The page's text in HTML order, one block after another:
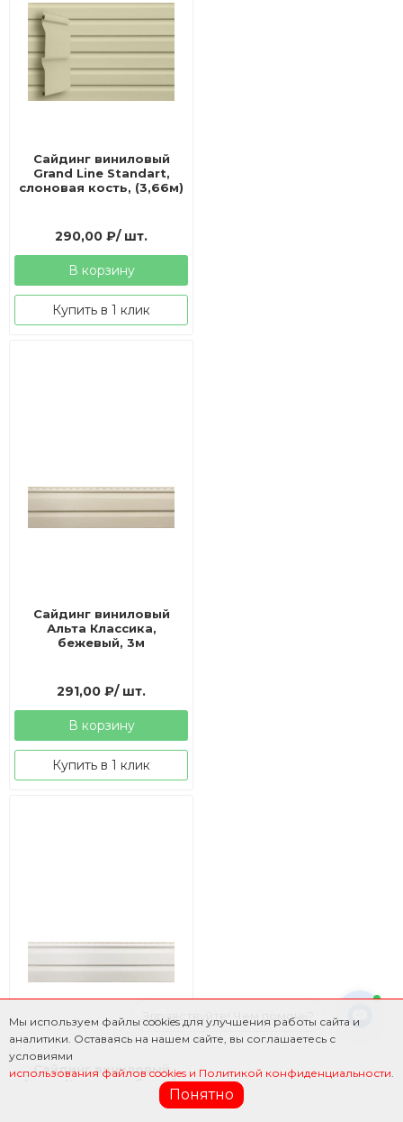
Сайдинг виниловый
Grand Line Standart,
слоновая кость, (3,66м)
290,00₽/ шт.
В корзину
Купить в 1 клик
Сайдинг виниловый
Альта Классика,
бежевый, 3м
291,00₽/ шт.
В корзину
Купить в 1 клик
Сайдинг виниловый
Альта Классика, белый,
Мы используем файлы cookies для улучшения работы сайта и
аналитики. Оставаясь на нашем сайте, вы соглашаетесь с
условиями
использования файлов cookies и Политикой конфиденциальности.
Понятно
Фильтр
Здравствуйте! Чем помочь?